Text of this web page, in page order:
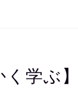
く学ぶ